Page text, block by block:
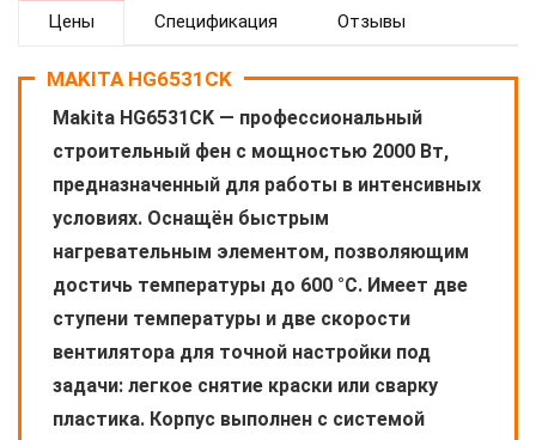
Цены Спецификация Отзывы
MAKITA HG6531CK
Makita HG6531CK — профессиональный
строительный фен с мощностью 2000 Вт,
предназначенный для работы в интенсивных
условиях. Оснащён быстрым
нагревательным элементом, позволяющим
достичь температуры до 600 °C. Имеет две
ступени температуры и две скорости
вентилятора для точной настройки под
задачи: легкое снятие краски или сварку
пластика. Корпус выполнен с системой